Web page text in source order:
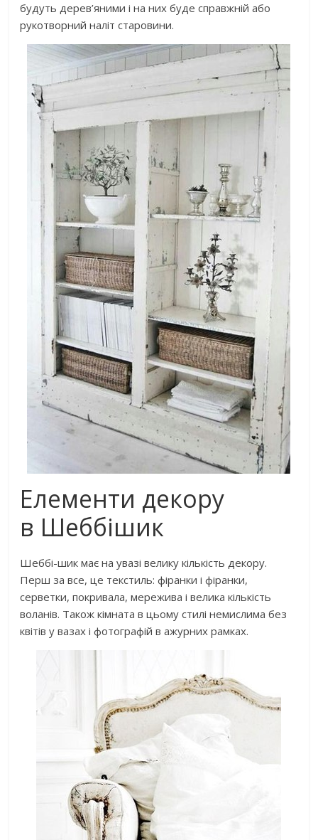
будуть дерев’яними і на них буде справжній або
рукотворний наліт старовини.
Елементи декору
в Шеббішик
Шеббі-шик має на увазі велику кількість декору.
Перш за все, це текстиль: фіранки і фіранки,
серветки, покривала, мережива і велика кількість
воланів. Також кімната в цьому стилі немислима без
квітів у вазах і фотографій в ажурних рамках.